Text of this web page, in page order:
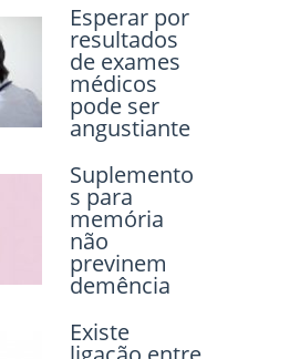
Esperar por
resultados
de exames
médicos
pode ser
angustiante
Suplemento
s para
memória
não
previnem
demência
Existe
Depressão
pode
impedir a
recuperação
de pacientes
com Doença
Arterial
Temperatura
normal do
corpo
humano
diminuindo